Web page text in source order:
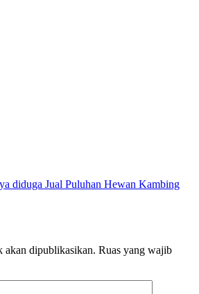
diduga Jual Puluhan Hewan Kambing
akan dipublikasikan. Ruas yang wajib